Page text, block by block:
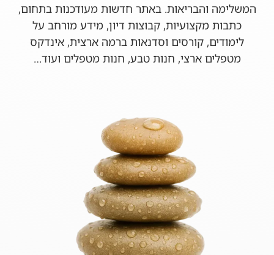
המשלימה והבריאות. באתר חדשות מעודכנות בתחום,
כתבות מקצועיות, קבוצות דיון, מידע מורחב על
לימודים, קורסים וסדנאות ברמה ארצית, אינדקס
מטפלים ארצי, חנות טבע, חנות מטפלים ועוד…